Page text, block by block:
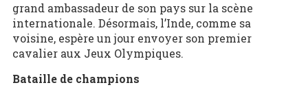
grand ambassadeur de son pays sur la scène
internationale. Désormais, l’Inde, comme sa
voisine, espère un jour envoyer son premier
cavalier aux Jeux Olympiques.
Bataille de champions